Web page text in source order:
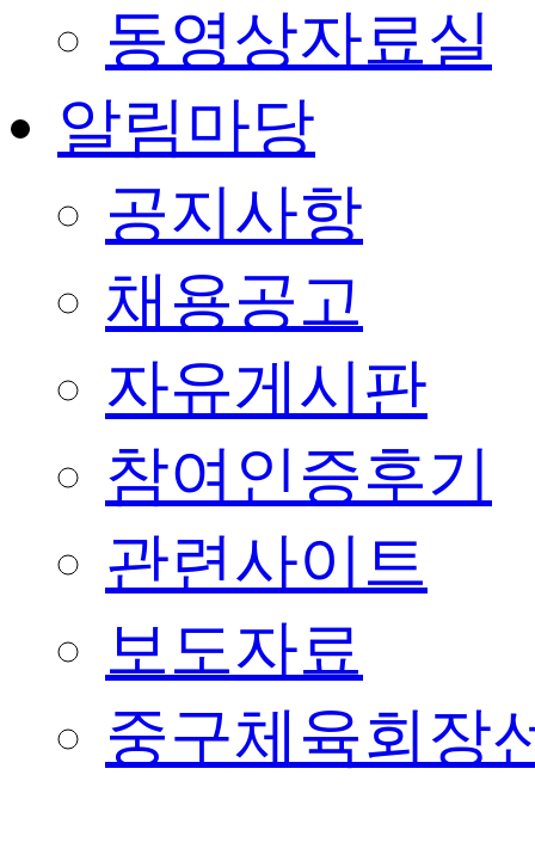
동영상자료실
알림마당
공지사항
채용공고
자유게시판
참여인증후기
관련사이트
보도자료
중구체육회장